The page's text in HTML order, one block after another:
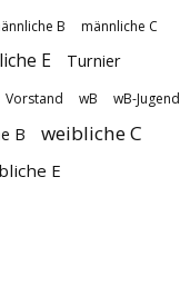
B männliche C
E Turnier
Vorstand wB wB-Jugend
B weibliche C
E